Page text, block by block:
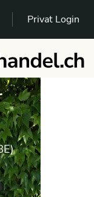
Privat Login
SR16